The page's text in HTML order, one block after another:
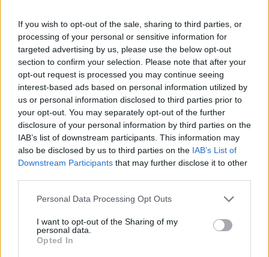
If you wish to opt-out of the sale, sharing to third parties, or
processing of your personal or sensitive information for
targeted advertising by us, please use the below opt-out
section to confirm your selection. Please note that after your
opt-out request is processed you may continue seeing
interest-based ads based on personal information utilized by
us or personal information disclosed to third parties prior to
your opt-out. You may separately opt-out of the further
disclosure of your personal information by third parties on the
IAB’s list of downstream participants. This information may
also be disclosed by us to third parties on the IAB’s List of
Downstream Participants that may further disclose it to other
Personal Data Processing Opt Outs
I want to opt-out of the Sharing of my
personal data.
Opted In
Az MTI-hez eljuttatott veszélyjelzésben az Országos
Meteorológiai Szolgálat azt írta: délelőttig az eső, zápor
mellett néhol zivatar is kialakulhat. Bejelentették emellett,
hogy a zivatarveszély miatt az egész országra elsőfokú
figyelmeztetést adtak ki. A déli óráktól, főként a
Dunántúlon, több helyen is várható zivatarok kialakulása.
Zivatarban, helyenként rövid idő...
KEDVES OLVASÓNK!
regisztrációhoz kötött.
Az előfizetés a következőket tartalmazza:
Portfolio.hu teljes cikkarchívum